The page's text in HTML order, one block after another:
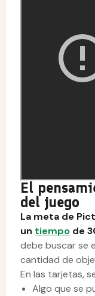
El
del juego
La meta de
un tiempode
debe buscar se
cantidad de
En las tarjetas,
Algo que se